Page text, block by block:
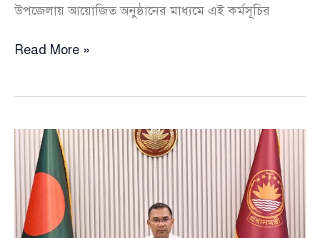
উপজেলায় আয়োজিত অনুষ্ঠানের মাধ্যমে এই কর্মসূচির
১৬
খনন
কর্মসূচি,
উদ্বোধন
করবেন
প্রধানমন্ত্রী
তারেক
Read More »